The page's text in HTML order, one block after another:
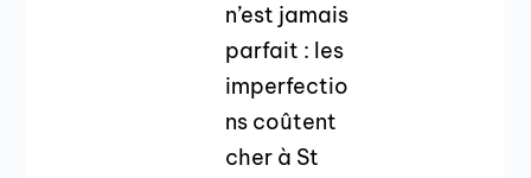
n’est jamais
parfait : les
imperfectio
ns coûtent
cher à St